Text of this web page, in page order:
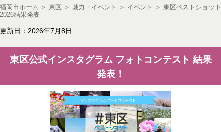
福岡市ホーム ＞ 東区 ＞ 魅力・イベント ＞ イベント ＞ 東区ベストショット
2026結果発表
更新日：2026年7月8日
東区公式インスタグラム フォトコンテスト 結果
発表！